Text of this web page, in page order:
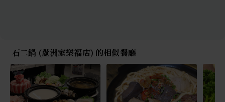
石二鍋 (蘆洲家樂福店) 的相似餐廳